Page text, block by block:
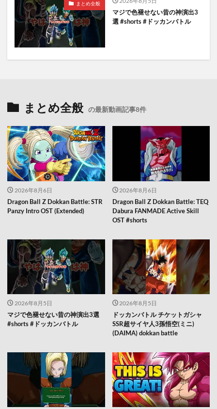
まとめ全般
マジで色褪せない昔の神演出3
選 #shorts #ドッカンバトル
まとめ全般 の最新動画記事8件
2026年8月6日
Dragon Ball Z Dokkan Battle: STR
Panzy Intro OST (Extended)
2026年8月6日
Dragon Ball Z Dokkan Battle: TEQ
Dabura FANMADE Active Skill
OST #shorts
2026年8月5日
マジで色褪せない昔の神演出3選
#shorts #ドッカンバトル
2026年8月5日
ドッカンバトル チケットガシャ
SSR超サイヤ人3孫悟空(ミニ)
(DAIMA) dokkan battle